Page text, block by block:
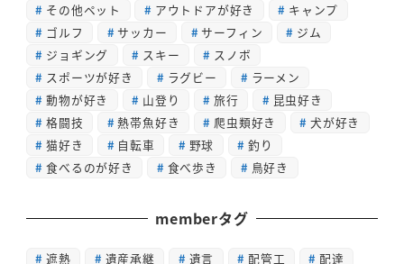
その他ペット
アウトドアが好き
キャンプ
ゴルフ
サッカー サーフィン
ジム
ジョギング
スキー
スノボ
スポーツが好き
ラグビー
ラーメン
動物が好き
山登り 旅行
昆虫好き
格闘技
熱帯魚好き 爬虫類好き
犬が好き
猫好き
自転車 野球
釣り
食べるのが好き
食べ歩き 鳥好き
memberタグ
遮熱 遺産承継 遺言 配管工 配達